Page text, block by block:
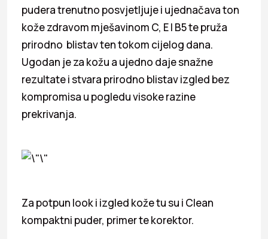
pudera trenutno posvjetljuje i ujednačava ton
kože zdravom mješavinom C, E I B5 te pruža
prirodno blistav ten tokom cijelog dana.
Ugodan je za kožu a ujedno daje snažne
rezultate i stvara prirodno blistav izgled bez
kompromisa u pogledu visoke razine
prekrivanja.
Za potpun look i izgled kože tu su i Clean
kompaktni puder, primer te korektor.